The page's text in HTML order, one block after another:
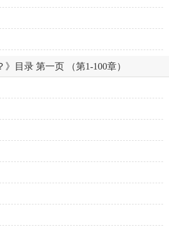
》目录 第一页 （第1-100章）